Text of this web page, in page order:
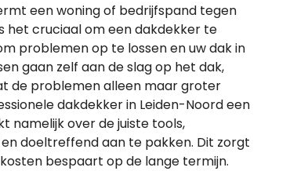
een woning of bedrijfspand tegen
het cruciaal om een dakdekker te
problemen op te lossen en uw dak in
gaan zelf aan de slag op het dak,
de problemen alleen maar groter
dakdekker in Leiden-Noord een
namelijk over de juiste tools,
doeltreffend aan te pakken. Dit zorgt
bespaart op de lange termijn.